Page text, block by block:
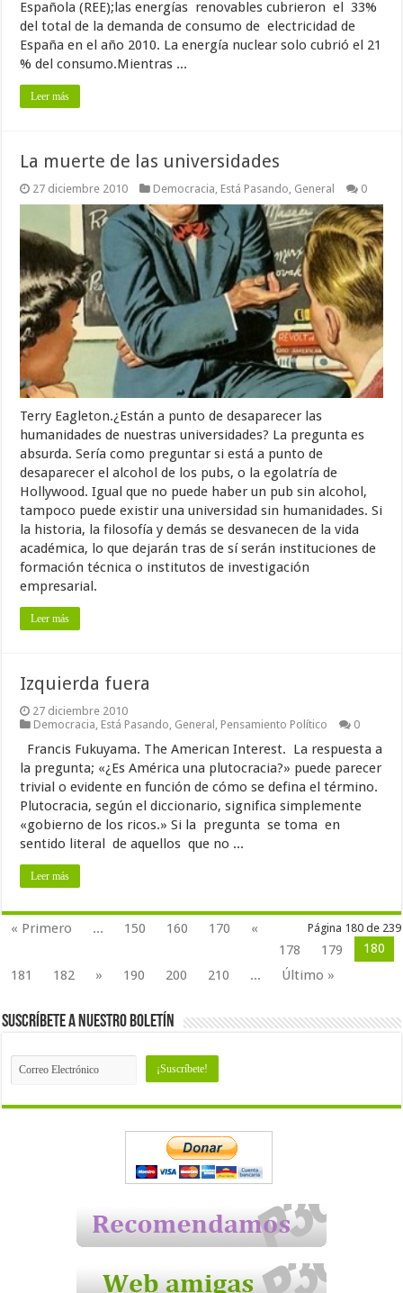
Española (REE);las energías renovables cubrieron el 33%
del total de la demanda de consumo de electricidad de
España en el año 2010. La energía nuclear solo cubrió el 21
% del consumo.Mientras ...
Leer más
La muerte de las universidades
27 diciembre 2010 Democracia Está Pasando General 0
Terry Eagleton.¿Están a punto de desaparecer las
humanidades de nuestras universidades? La pregunta es
absurda. Sería como preguntar si está a punto de
desaparecer el alcohol de los pubs, o la egolatría de
Hollywood. Igual que no puede haber un pub sin alcohol,
tampoco puede existir una universidad sin humanidades. Si
la historia, la filosofía y demás se desvanecen de la vida
académica, lo que dejarán tras de sí serán instituciones de
formación técnica o institutos de investigación
empresarial.
Leer más
Izquierda fuera
27 diciembre 2010
Democracia Está Pasando General Pensamiento Político 0
Francis Fukuyama. The American Interest. La respuesta a
la pregunta; «¿Es América una plutocracia?» puede parecer
trivial o evidente en función de cómo se defina el término.
Plutocracia, según el diccionario, significa simplemente
«gobierno de los ricos.» Si la pregunta se toma en
sentido literal de aquellos que no ...
Leer más
Página 180 de 239
« Primero ... 150 160 170
«
178
179
180
181
182 » 190 200 210 ... Último »
Suscríbete a nuestro Boletín